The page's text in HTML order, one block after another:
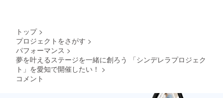
トップ >
プロジェクトをさがす >
パフォーマンス >
夢を叶えるステージを一緒に創ろう 「シンデレラプロジェク
ト」を愛知で開催したい！ >
コメント